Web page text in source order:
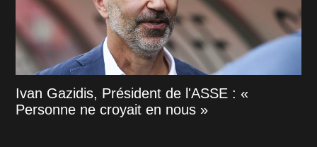
Ivan Gazidis, Président de l'ASSE : «
Personne ne croyait en nous »